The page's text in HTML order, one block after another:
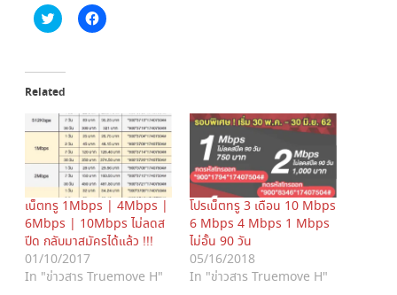
C
l
t
o
s
a
r
o
n
T
w
i
t
t
e
r
(
p
C
l
a
r
e
o
n
F
a
c
e
b
o
o
O
Related
เน็ตทรู 1Mbps | 4Mbps |
6Mbps | 10Mbps ไม่ลดส
ปีด กลับมาสมัครได้แล้ว !!!
01/10/2017
In "ข่าวสาร Truemove H"
โปรเน็ตทรู 3 เดือน 10 Mbps
6 Mbps 4 Mbps 1 Mbps
ไม่อั้น 90 วัน
05/16/2018
In "ข่าวสาร Truemove H"